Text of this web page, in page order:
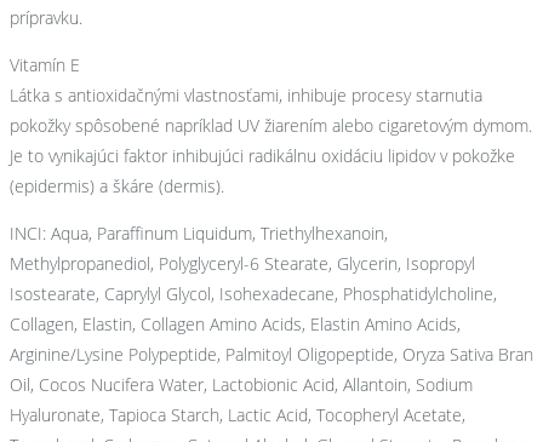
prípravku.
Vitamín E
Látka s antioxidačnými vlastnosťami, inhibuje procesy starnutia
pokožky spôsobené napríklad UV žiarením alebo cigaretovým dymom.
Je to vynikajúci faktor inhibujúci radikálnu oxidáciu lipidov v pokožke
(epidermis) a škáre (dermis).
INCI: Aqua, Paraffinum Liquidum, Triethylhexanoin,
Methylpropanediol, Polyglyceryl-6 Stearate, Glycerin, Isopropyl
Isostearate, Caprylyl Glycol, Isohexadecane, Phosphatidylcholine,
Collagen, Elastin, Collagen Amino Acids, Elastin Amino Acids,
Arginine/Lysine Polypeptide, Palmitoyl Oligopeptide, Oryza Sativa Bran
Oil, Cocos Nucifera Water, Lactobionic Acid, Allantoin, Sodium
Hyaluronate, Tapioca Starch, Lactic Acid, Tocopheryl Acetate,